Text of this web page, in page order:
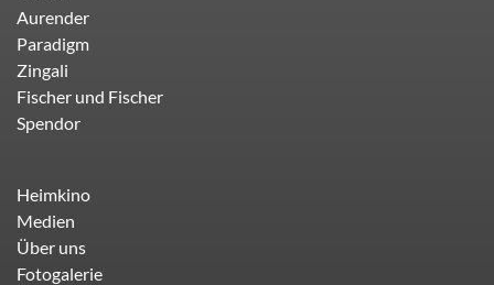
Aurender
Paradigm
Zingali
Fischer und Fischer
Spendor
Heimkino
Medien
Über uns
Fotogalerie